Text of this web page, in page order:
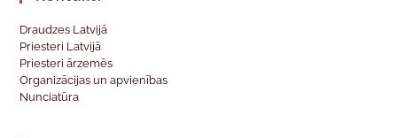
Draudzes Latvijā
Priesteri Latvijā
Priesteri ārzemēs
Organizācijas un apvienības
Nunciatūra